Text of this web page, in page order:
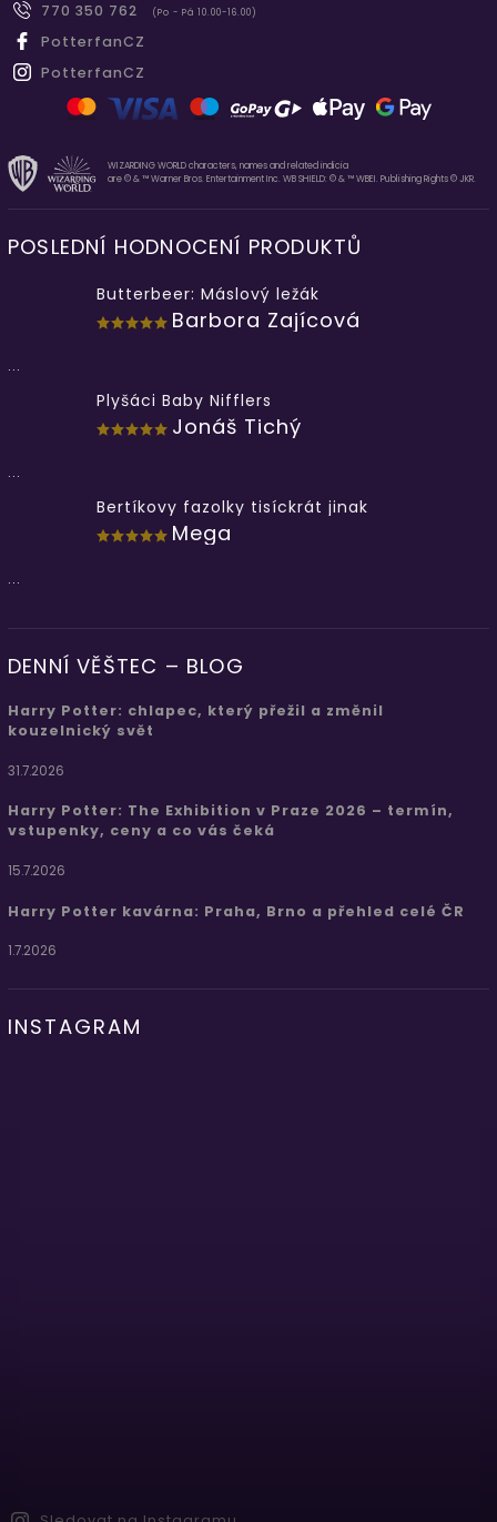
770 350 762
(Po - Pá 10.00-16.00)
PotterfanCZ
PotterfanCZ
WIZARDING WORLD characters, names and related indicia
are © & ™ Warner Bros. Entertainment Inc. WB SHIELD: © & ™ WBEI. Publishing Rights © JKR.
POSLEDNÍ HODNOCENÍ PRODUKTŮ
Butterbeer: Máslový ležák
Barbora Zajícová
...
Plyšáci Baby Nifflers
Jonáš Tichý
...
Bertíkovy fazolky tisíckrát jinak
Mega
...
DENNÍ VĚŠTEC – BLOG
Harry Potter: chlapec, který přežil a změnil
kouzelnický svět
31.7.2026
Harry Potter: The Exhibition v Praze 2026 – termín,
vstupenky, ceny a co vás čeká
15.7.2026
Harry Potter kavárna: Praha, Brno a přehled celé ČR
1.7.2026
INSTAGRAM